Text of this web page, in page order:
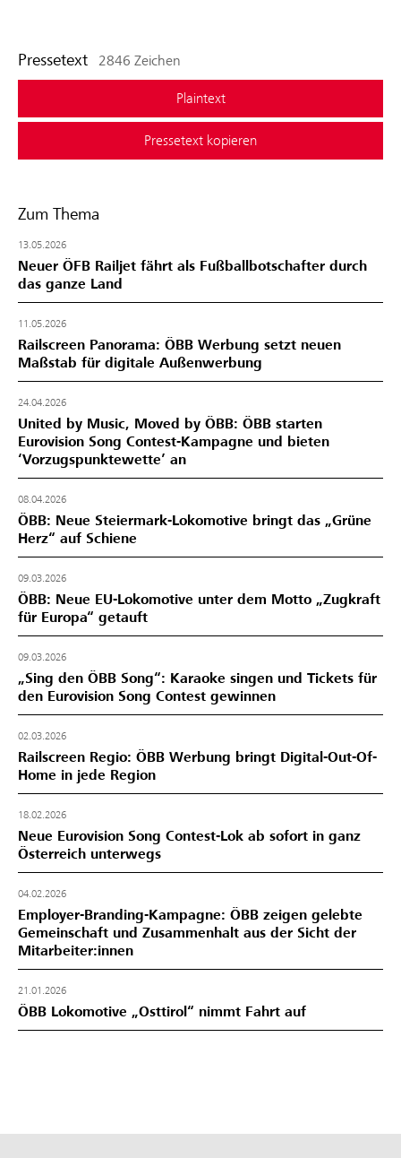
Pressetext 2846 Zeichen
Plaintext
Pressetext kopieren
Zum Thema
13.05.2026
Neuer ÖFB Railjet fährt als Fußballbotschafter durch
das ganze Land
11.05.2026
Railscreen Panorama: ÖBB Werbung setzt neuen
Maßstab für digitale Außenwerbung
24.04.2026
United by Music, Moved by ÖBB: ÖBB starten
Eurovision Song Contest-Kampagne und bieten
‘Vorzugspunktewette’ an
08.04.2026
ÖBB: Neue Steiermark-Lokomotive bringt das „Grüne
Herz“ auf Schiene
09.03.2026
ÖBB: Neue EU-Lokomotive unter dem Motto „Zugkraft
für Europa“ getauft
09.03.2026
„Sing den ÖBB Song“: Karaoke singen und Tickets für
den Eurovision Song Contest gewinnen
02.03.2026
Railscreen Regio: ÖBB Werbung bringt Digital-Out-Of-
Home in jede Region
18.02.2026
Neue Eurovision Song Contest-Lok ab sofort in ganz
Österreich unterwegs
04.02.2026
Employer-Branding-Kampagne: ÖBB zeigen gelebte
Gemeinschaft und Zusammenhalt aus der Sicht der
Mitarbeiter:innen
21.01.2026
ÖBB Lokomotive „Osttirol“ nimmt Fahrt auf